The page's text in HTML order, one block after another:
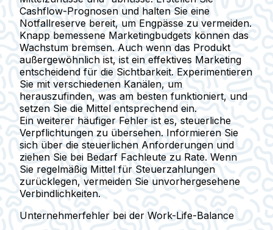
Cashflow-Prognosen und halten Sie eine
Notfallreserve bereit, um Engpässe zu vermeiden.
Knapp bemessene Marketingbudgets können das
Wachstum bremsen. Auch wenn das Produkt
außergewöhnlich ist, ist ein effektives Marketing
entscheidend für die Sichtbarkeit. Experimentieren
Sie mit verschiedenen Kanälen, um
herauszufinden, was am besten funktioniert, und
setzen Sie die Mittel entsprechend ein.
Ein weiterer häufiger Fehler ist es, steuerliche
Verpflichtungen zu übersehen. Informieren Sie
sich über die steuerlichen Anforderungen und
ziehen Sie bei Bedarf Fachleute zu Rate. Wenn
Sie regelmäßig Mittel für Steuerzahlungen
zurücklegen, vermeiden Sie unvorhergesehene
Verbindlichkeiten.
Unternehmerfehler bei der Work-Life-Balance